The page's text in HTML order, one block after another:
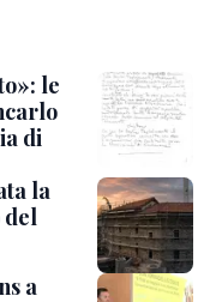
le
di
la
del
a